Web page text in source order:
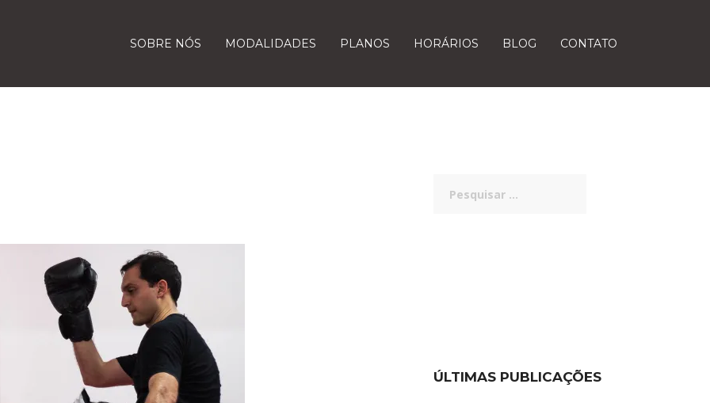
SOBRE NÓS MODALIDADES PLANOS HORÁRIOS BLOG CONTATO
por:
ÚLTIMAS PUBLICAÇÕES